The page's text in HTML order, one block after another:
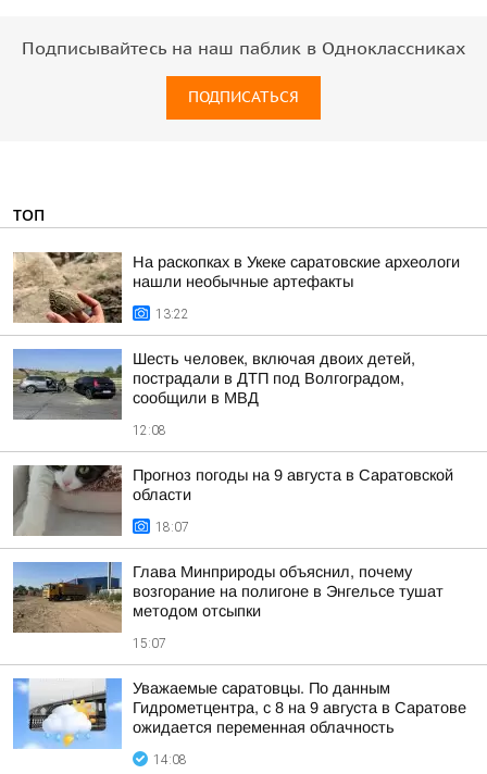
Подписывайтесь на наш паблик в Одноклассниках
ПОДПИСАТЬСЯ
ТОП
На раскопках в Укеке саратовские археологи
нашли необычные артефакты
13:22
Шесть человек, включая двоих детей,
пострадали в ДТП под Волгоградом,
сообщили в МВД
12:08
Прогноз погоды на 9 августа в Саратовской
области
18:07
Глава Минприроды объяснил, почему
возгорание на полигоне в Энгельсе тушат
методом отсыпки
15:07
Уважаемые саратовцы. По данным
Гидрометцентра, с 8 на 9 августа в Саратове
ожидается переменная облачность
14:08